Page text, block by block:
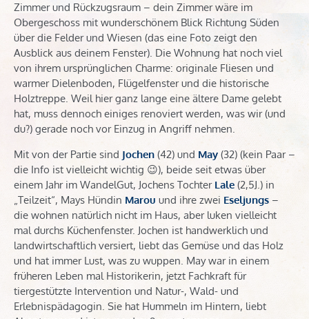
Zimmer und Rückzugsraum – dein Zimmer wäre im
Obergeschoss mit wunderschönem Blick Richtung Süden
über die Felder und Wiesen (das eine Foto zeigt den
Ausblick aus deinem Fenster). Die Wohnung hat noch viel
von ihrem ursprünglichen Charme: originale Fliesen und
warmer Dielenboden, Flügelfenster und die historische
Holztreppe. Weil hier ganz lange eine ältere Dame gelebt
hat, muss dennoch einiges renoviert werden, was wir (und
du?) gerade noch vor Einzug in Angriff nehmen.
Mit von der Partie sind Jochen (42) und May (32) (kein Paar –
die Info ist vielleicht wichtig 😉), beide seit etwas über
einem Jahr im WandelGut, Jochens Tochter Lale (2,5J.) in
„Teilzeit“, Mays Hündin Marou und ihre zwei Eseljungs –
die wohnen natürlich nicht im Haus, aber luken vielleicht
mal durchs Küchenfenster. Jochen ist handwerklich und
landwirtschaftlich versiert, liebt das Gemüse und das Holz
und hat immer Lust, was zu wuppen. May war in einem
früheren Leben mal Historikerin, jetzt Fachkraft für
tiergestützte Intervention und Natur-, Wald- und
Erlebnispädagogin. Sie hat Hummeln im Hintern, liebt